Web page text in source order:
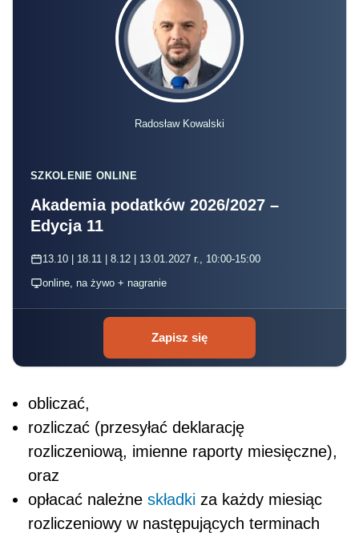
Radosław Kowalski
SZKOLENIE ONLINE
Akademia podatków 2026/2027 –
Edycja 11
13.10 | 18.11 | 8.12 | 13.01.2027 r., 10:00-15:00
online, na żywo + nagranie
Zapisz się
obliczać,
rozliczać (przesyłać deklarację
rozliczeniową, imienne raporty miesięczne),
oraz
opłacać należne składki za każdy miesiąc
rozliczeniowy w następujących terminach